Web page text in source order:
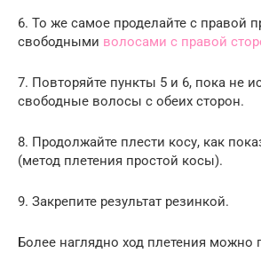
6. То же самое проделайте с правой
свободными волосами с правой
7. Повторяйте пункты 5 и 6, пока не
свободные волосы с обеих сторон.
8. Продолжайте плести косу, как
(метод плетения простой косы).
9. Закрепите результат резинкой.
Более наглядно ход плетения можно